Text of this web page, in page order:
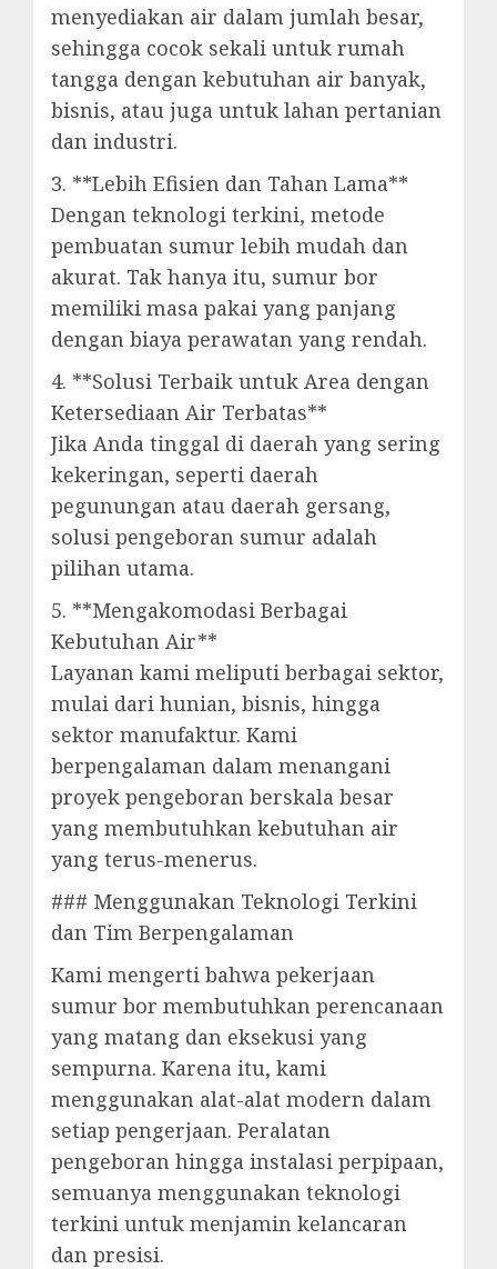
menyediakan air dalam jumlah besar,
sehingga cocok sekali untuk rumah
tangga dengan kebutuhan air banyak,
bisnis, atau juga untuk lahan pertanian
dan industri.
3. **Lebih Efisien dan Tahan Lama**
Dengan teknologi terkini, metode
pembuatan sumur lebih mudah dan
akurat. Tak hanya itu, sumur bor
memiliki masa pakai yang panjang
dengan biaya perawatan yang rendah.
4. **Solusi Terbaik untuk Area dengan
Ketersediaan Air Terbatas**
Jika Anda tinggal di daerah yang sering
kekeringan, seperti daerah
pegunungan atau daerah gersang,
solusi pengeboran sumur adalah
pilihan utama.
5. **Mengakomodasi Berbagai
Kebutuhan Air**
Layanan kami meliputi berbagai sektor,
mulai dari hunian, bisnis, hingga
sektor manufaktur. Kami
berpengalaman dalam menangani
proyek pengeboran berskala besar
yang membutuhkan kebutuhan air
yang terus-menerus.
### Menggunakan Teknologi Terkini
dan Tim Berpengalaman
Kami mengerti bahwa pekerjaan
sumur bor membutuhkan perencanaan
yang matang dan eksekusi yang
sempurna. Karena itu, kami
menggunakan alat-alat modern dalam
setiap pengerjaan. Peralatan
pengeboran hingga instalasi perpipaan,
semuanya menggunakan teknologi
terkini untuk menjamin kelancaran
dan presisi.